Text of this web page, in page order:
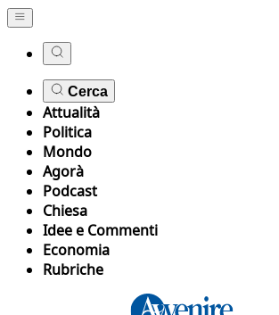
Cerca
Attualità
Politica
Mondo
Agorà
Podcast
Chiesa
Idee e Commenti
Economia
Rubriche